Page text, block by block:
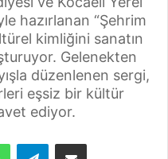
hazırlanan “Şehrim
kimliğini sanatın
Gelenekten
düzenlenen sergi,
eşsiz bir kültür
ediyor.
WhatsAppTelegramE-Posta ile paylaş